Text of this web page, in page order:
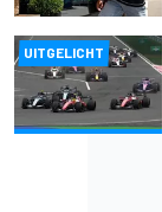
UITGELICHT